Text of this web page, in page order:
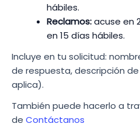
hábiles.
Reclamos:acuse en
en 15 días hábiles.
Incluye en tu solicitud:
de respuesta, descripción
aplica).
También puede hacerlo a
de Contáctanos